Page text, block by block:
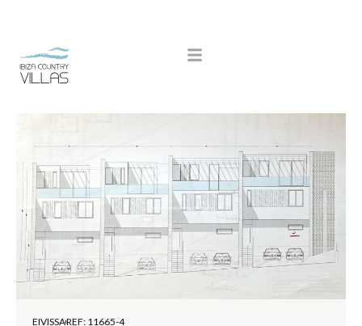
EIVISSAREF: 11665-4